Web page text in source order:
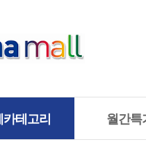
테고리 월간특